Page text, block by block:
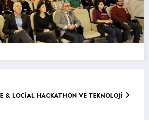
& LOCİAL HACKATHON VE TEKNOLOJİ